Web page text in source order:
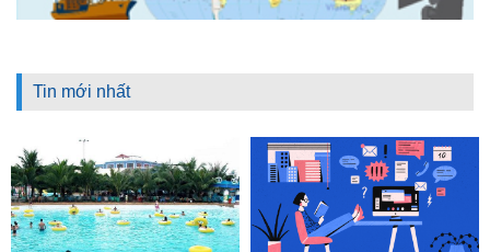
Tin mới nhất